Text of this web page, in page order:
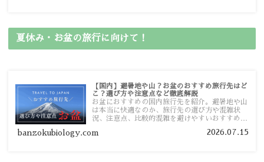
夏休み・お盆の旅行に向けて！
【国内】避暑地や山？お盆のおすすめ旅行先はど
こ？選び方や注意点など徹底解説
お盆におすすめの国内旅行先を紹介。避暑地や山
は本当に快適なのか、旅行先の選び方や混雑状
況、注意点、比較的混雑を避けやすいおすすめス
す。
banzokubiology.com 2026.07.15